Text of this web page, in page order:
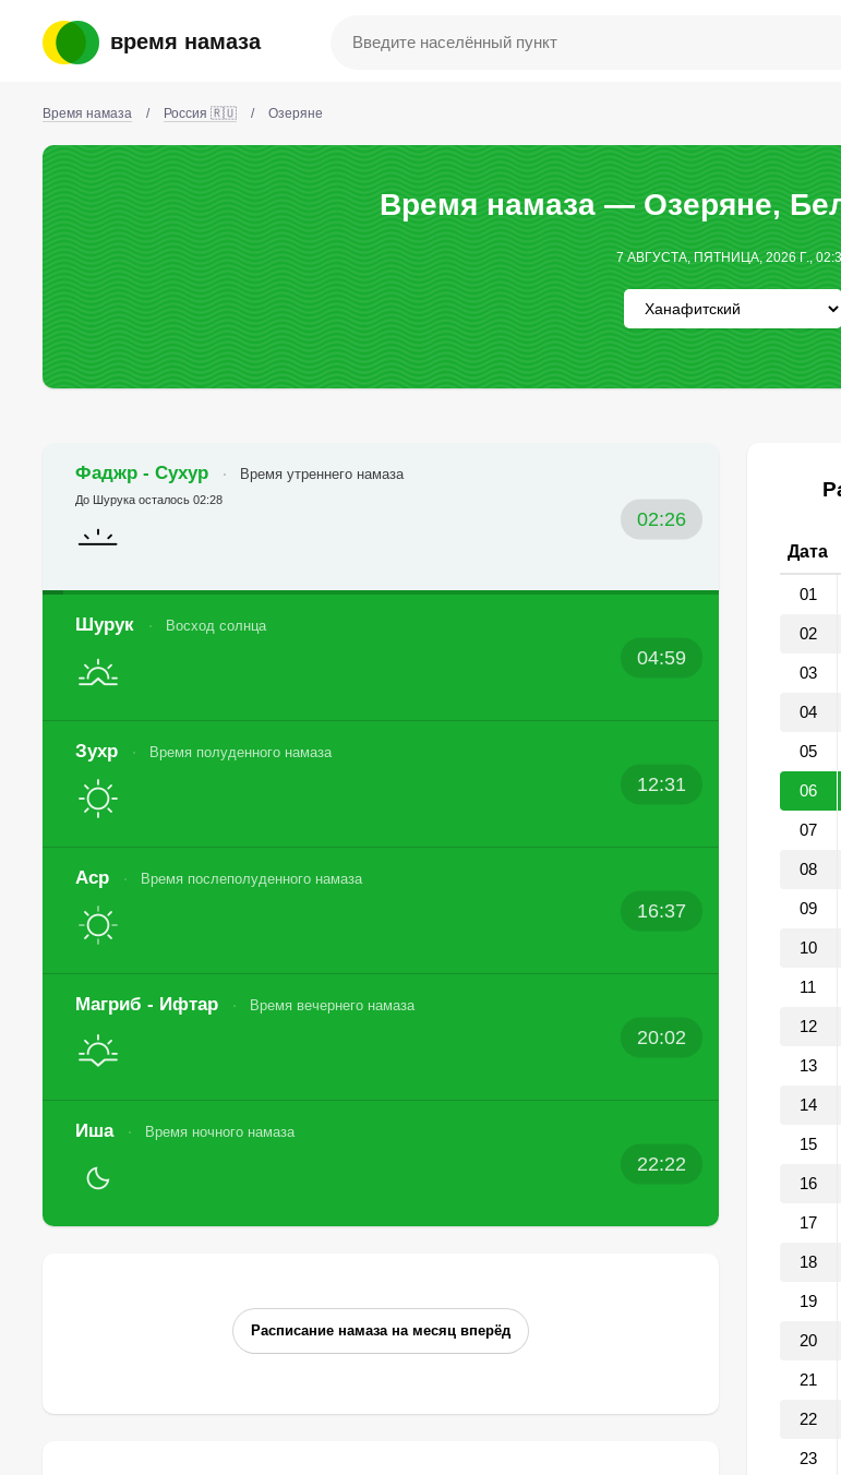
время намаза
Время намаза / Россия 🇷🇺 / Озеряне
Время намаза — Озеряне,
7 АВГУСТА, ПЯТНИЦА, 2026 Г.,
Фаджр - Сухур Время утреннего намаза
02:26
До Шурука осталось 02:28
Шурук Восход солнца
04:59
Зухр Время полуденного намаза
12:31
Аср Время послеполуденного намаза
16:37
Магриб - Ифтар Время вечернего намаза
20:02
Иша Время ночного намаза
22:22
Расписание намаза на месяц вперёд
Дата
01
02
03
04
05
06
07
08
09
10
11
12
13
14
15
16
17
18
19
20
21
22
23